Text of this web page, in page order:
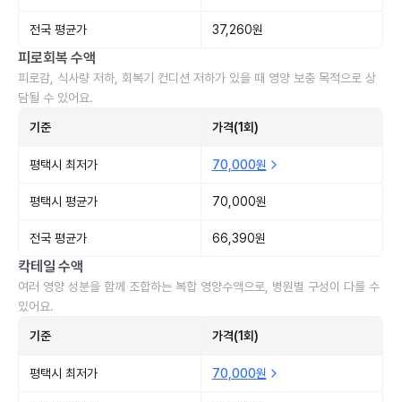
전국 평균가 37,260원
피로회복 수액
피로감, 식사량 저하, 회복기 컨디션 저하가 있을 때 영양 보충 목적으로 상
담될 수 있어요.
기준 가격(1회)
평택시 최저가 70,000원
평택시 평균가 70,000원
전국 평균가 66,390원
칵테일 수액
여러 영양 성분을 함께 조합하는 복합 영양수액으로, 병원별 구성이 다를 수
있어요.
기준 가격(1회)
평택시 최저가 70,000원